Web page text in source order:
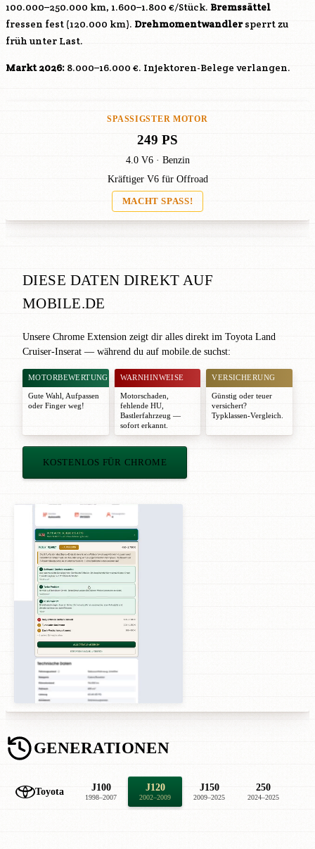
100.000–250.000 km, 1.600–1.800 €/Stück. Bremssättel
fressen fest (120.000 km). Drehmomentwandlersperrt zu
früh unter Last.
Markt 2026: 8.000–16.000 €. Injektoren-Belege verlangen.
SPASSIGSTER MOTOR
249 PS
4.0 V6 · Benzin
Kräftiger V6 für Offroad
MACHT SPASS!
DIESE DATEN DIREKT AUF
MOBILE.DE
Unsere Chrome Extension zeigt dir alles direkt im Toyota Land
Cruiser-Inserat — während du auf mobile.de suchst:
MOTORBEWERTUNG
Gute Wahl
Aufpassen
oder Finger weg!
WARNHINWEISE
Motorschaden,
fehlende HU,
Bastlerfahrzeug —
sofort erkannt.
VERSICHERUNG
Günstig oder teuer
versichert?
Typklassen-Vergleich.
KOSTENLOS FÜR CHROME
GENERATIONEN
Toyota J100
1998–2007
J120
2002–2009
J150
2009–2025
250
2024–2025